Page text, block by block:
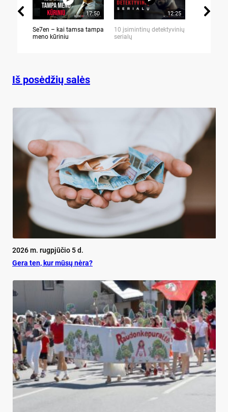
17:50
Se7en – kai tamsa tampa
meno kūriniu
12:25
10 įsimintinų detektyvinių
serialų
Iš posėdžių salės
2026 m. rugpjūčio 5 d.
Ge­ra ten, kur mū­sų nė­ra?